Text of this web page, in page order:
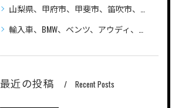
山梨県、甲府市、甲斐市、笛吹市、昭和町、輸入車の車検、整備、修理なら笛吹市のLandAuto（ランドオート）へご相談ください
輸入車、BMW、ベンツ、アウディ、ジープ、プジョー、フォルクスワーゲン、ポルシェ、自動車の車検、整備、修理ならLandAutoへご相談ください
最近の投稿 Recent Posts